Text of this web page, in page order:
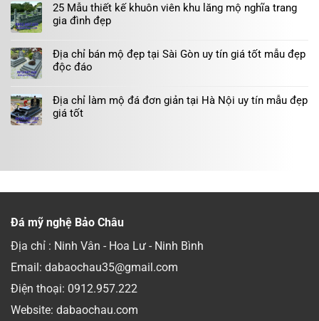
25 Mẫu thiết kế khuôn viên khu lăng mộ nghĩa trang
gia đình đẹp
Địa chỉ bán mộ đẹp tại Sài Gòn uy tín giá tốt mẫu đẹp
độc đáo
Địa chỉ làm mộ đá đơn giản tại Hà Nội uy tín mẫu đẹp
giá tốt
Đá mỹ nghệ Bảo Châu
Địa chỉ : Ninh Vân - Hoa Lư - Ninh Bình
Email: dabaochau35@gmail.com
Điện thoại: 0912.957.222
Website: dabaochau.com